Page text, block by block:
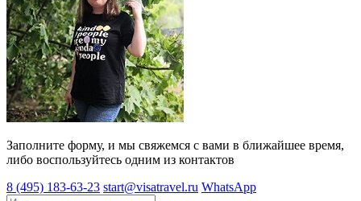
Заполните форму, и мы свяжемся с вами в ближайшее время,
либо воспользуйтесь одним из контактов
8 (495) 183-63-23 start@visatravel.ru WhatsApp